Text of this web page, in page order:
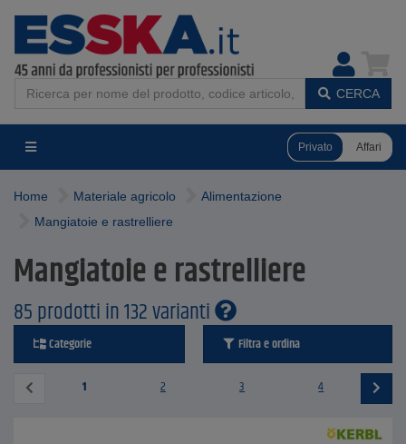
CERCA
Privato Affari
Home Materiale agricolo
Alimentazione
Mangiatoie e rastrelliere
Mangiatoie e rastrelliere
85 prodotti in 132 varianti
Categorie Filtra e ordina
1 2 3 4